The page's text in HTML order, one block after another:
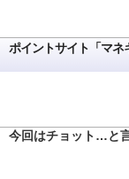
ポイントサイト「マ
今回はチョット…と